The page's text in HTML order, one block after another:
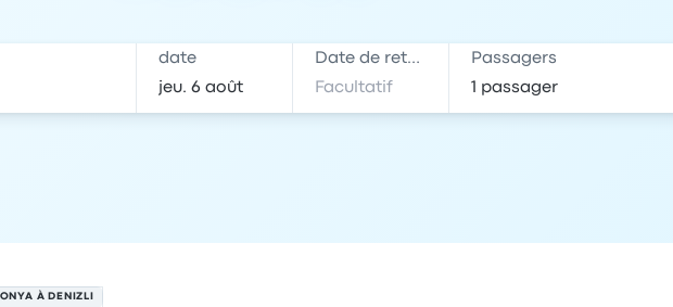
date Date de retour Passagers
À DENIZLI